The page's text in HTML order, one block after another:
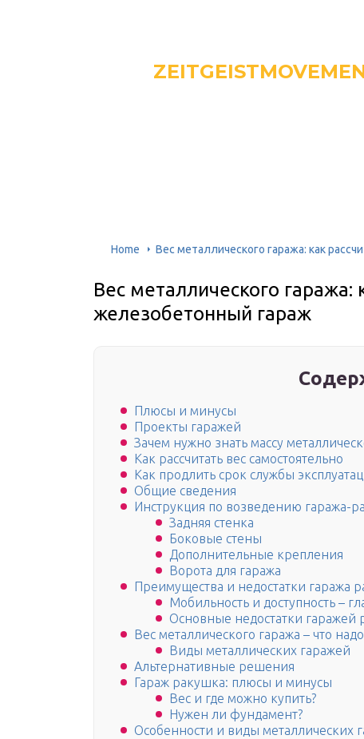
Home Вес металлического гаража: как
Вес металлического гаража:
железобетонный гараж
Плюсы и минусы
Проекты гаражей
Зачем нужно знать массу
Как рассчитать вес самостоятельно
Как продлить срок службы
Общие сведения
Инструкция по возведению гаража-
Задняя стенка
Боковые стены
Дополнительные крепления
Ворота для гаража
Преимущества и недостатки гаража
Мобильность и доступность –
Основные недостатки гаражей
Вес металлического гаража – что
Виды металлических гаражей
Альтернативные решения
Гараж ракушка: плюсы и минусы
Вес и где можно купить?
Нужен ли фундамент?
Особенности и виды металлических